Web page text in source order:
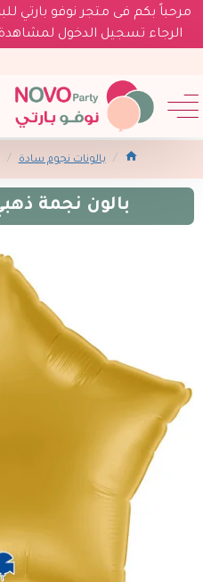
مرحباً بكم فى متجر نوفو بارتي
الرجاء تسجيل الدخول
بالونات نجوم سادة
بالون نجمة ذهبي